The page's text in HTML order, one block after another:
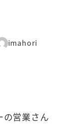
imahori
の営業さん